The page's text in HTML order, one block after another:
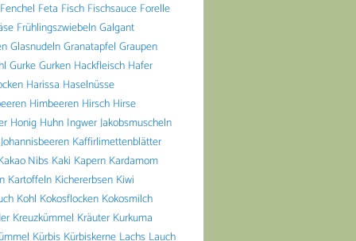
Fenchel Feta Fisch Fischsauce Forelle
FrühlingszwiebelnGalgant
GlasnudelnGranatapfel Graupen
GurkeGurken Hackfleisch Hafer
Harissa Haselnüsse
Himbeeren Hirsch Hirse
Honig Huhn IngwerJakobsmuscheln
Johannisbeeren Kaffirlimettenblätter
Nibs Kaki Kapern Kardamom
Kartoffeln Kichererbsen Kiwi
Kohl Kokosflocken Kokosmilch
Kreuzkümmel Kräuter Kurkuma